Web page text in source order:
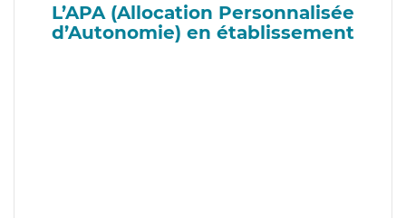
L’APA (Allocation Personnalisée
d’Autonomie) en établissement